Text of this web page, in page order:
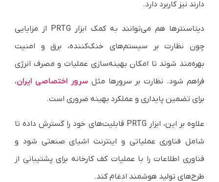
دارند نیز کاربرد دارد.
دیتاسنترها هم می‌توانند به کمک ابزار PRTG از مزایایی
چون نظارت بر سیستم‌های خنک‌کننده، برق و امنیت
بهره‌مند شوند تا امکان بهینه‌سازی عملیات و مصرف انرژی
فراهم شود. نظارت بر سرور‌ها مثلسرور اختصاصی ایران،
برای تضمین پایداری و عملکرد بهینه ضروری است.
علاوه بر این، ابزار PRTG قابلیت‌های خود را گسترش داده تا
شامل فناوری عملیاتی و اینترنت اشیای صنعتی شود و
فناوری اطلاعات را با عملیات کف کارخانه برای پشتیبانی از
طرح‌های تولید هوشمند ادغام کند.